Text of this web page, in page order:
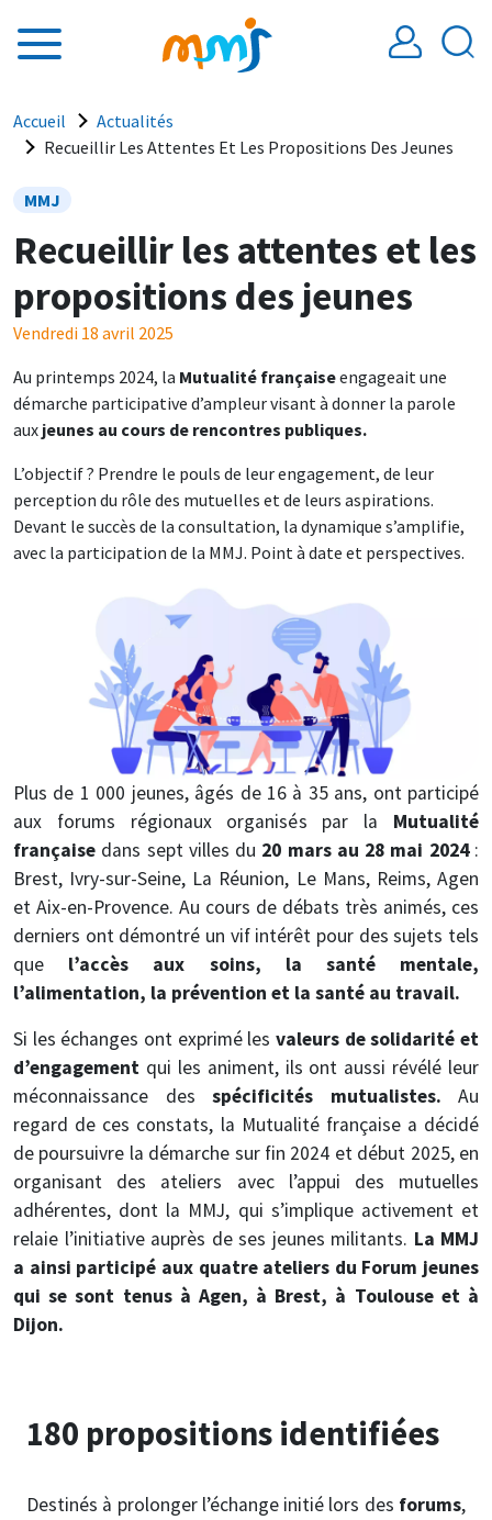
Fil d'Ariane
Accueil
Actualités
Recueillir Les Attentes Et Les Propositions Des Jeunes
MMJ
Recueillir les attentes et les
propositions des jeunes
Vendredi 18 avril 2025
Au printemps 2024, la Mutualité françaiseengageait une
démarche participative d’ampleur visant à donner la parole
aux jeunes au cours de rencontres publiques.
L’objectif ? Prendre le pouls de leur engagement, de leur
perception du rôle des mutuelles et de leurs aspirations.
Devant le succès de la consultation, la dynamique s’amplifie,
avec la participation de la MMJ. Point à date et perspectives.
Plus de 1 000 jeunes, âgés de 16 à 35 ans, ont participé
aux forums régionaux organisés par la Mutualité
française dans sept villes du 20 mars au 28 mai 2024:
Brest, Ivry-sur-Seine, La Réunion, Le Mans, Reims, Agen
et Aix-en-Provence. Au cours de débats très animés, ces
derniers ont démontré un vif intérêt pour des sujets tels
que l’accès aux soins, la santé mentale,
l’alimentation, la prévention et la santé au travail.
Si les échanges ont exprimé les valeurs de solidarité et
d’engagement qui les animent, ils ont aussi révélé leur
méconnaissance des spécificités mutualistes. Au
regard de ces constats, la Mutualité française a décidé
de poursuivre la démarche sur fin 2024 et début 2025, en
organisant des ateliers avec l’appui des mutuelles
adhérentes, dont la MMJ, qui s’implique activement et
relaie l’initiative auprès de ses jeunes militants. La MMJ
a ainsi participé aux quatre ateliers du Forum jeunes
qui se sont tenus à Agen, à Brest, à Toulouse et à
Dijon.
180 propositions identifiées
Destinés à prolonger l’échange initié lors des forums,